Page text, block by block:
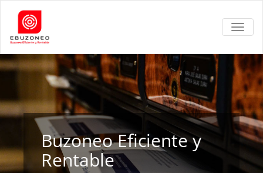
Buzoneo Eficiente y
Rentable